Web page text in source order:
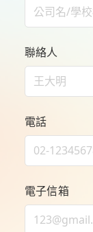
聯絡人
電話
電子信箱